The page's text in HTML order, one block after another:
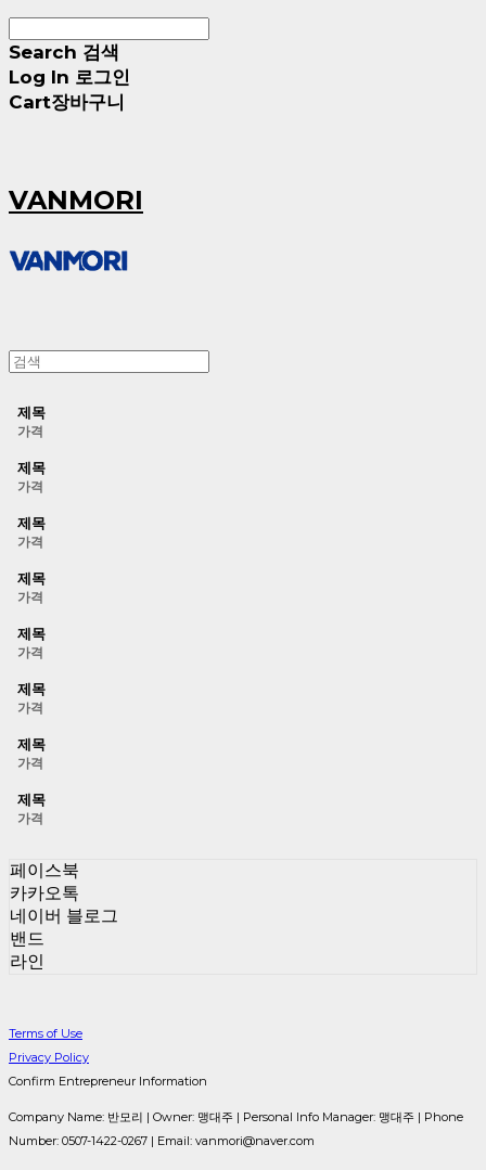
Search 검색
Log In 로그인
Cart장바구니
VANMORI
제목
가격
제목
가격
제목
가격
제목
가격
제목
가격
제목
가격
제목
가격
제목
가격
페이스북
카카오톡
네이버 블로그
밴드
라인
Terms of Use
Privacy Policy
Confirm Entrepreneur Information
Company Name: 반모리 | Owner: 맹대주 | Personal Info Manager: 맹대주 | Phone
Number: 0507-1422-0267 | Email: vanmori@naver.com